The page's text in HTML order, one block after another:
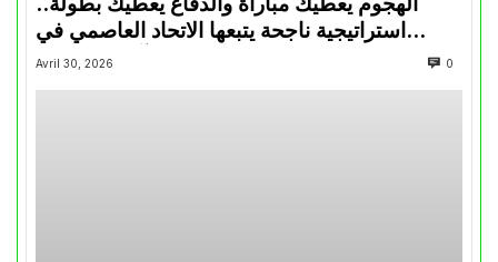
استراتيجية ناجحة يتبعها الاتحاد العاصمي في
تتويجاته آخر السنوات
Avril 30, 2026 0